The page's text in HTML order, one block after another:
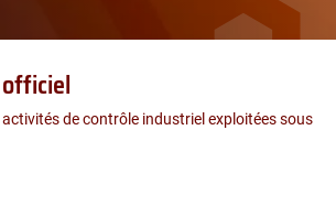
de contrôle industriel exploitées sous